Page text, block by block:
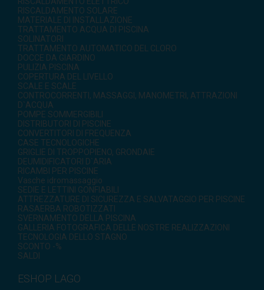
RISCALDAMENTO SOLARE
MATERIALE DI INSTALLAZIONE
TRATTAMENTO ACQUA DI PISCINA
SOLINATORI
TRATTAMENTO AUTOMATICO DEL CLORO
DOCCE DA GIARDINO
PULIZIA PISCINA
COPERTURA DEL LIVELLO
SCALE E SCALE
CONTROCORRENTI, MASSAGGI, MANOMETRI, ATTRAZIONI
D`ACQUA
POMPE SOMMERGIBILI
DISTRIBUTORI DI PISCINE
CONVERTITORI DI FREQUENZA
CASE TECNOLOGICHE
GRIGLIE DI TROPPOPIENO, GRONDAIE
DEUMIDIFICATORI D`ARIA
RICAMBI PER PISCINE
Vasche idromassaggio
SEDIE E LETTINI GONFIABILI
ATTREZZATURE DI SICUREZZA E SALVATAGGIO PER PISCINE
RASAERBA ROBOTIZZATI
SVERNAMENTO DELLA PISCINA
GALLERIA FOTOGRAFICA DELLE NOSTRE REALIZZAZIONI
TECNOLOGIA DELLO STAGNO
SCONTO -%
SALDI
ESHOP LAGO